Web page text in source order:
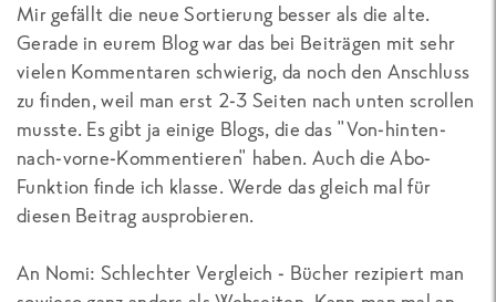
Mir gefällt die neue Sortierung besser als die alte.
Gerade in eurem Blog war das bei Beiträgen mit sehr
vielen Kommentaren schwierig, da noch den Anschluss
zu finden, weil man erst 2-3 Seiten nach unten scrollen
musste. Es gibt ja einige Blogs, die das "Von-hinten-
nach-vorne-Kommentieren" haben. Auch die Abo-
Funktion finde ich klasse. Werde das gleich mal für
diesen Beitrag ausprobieren.
An Nomi: Schlechter Vergleich - Bücher rezipiert man